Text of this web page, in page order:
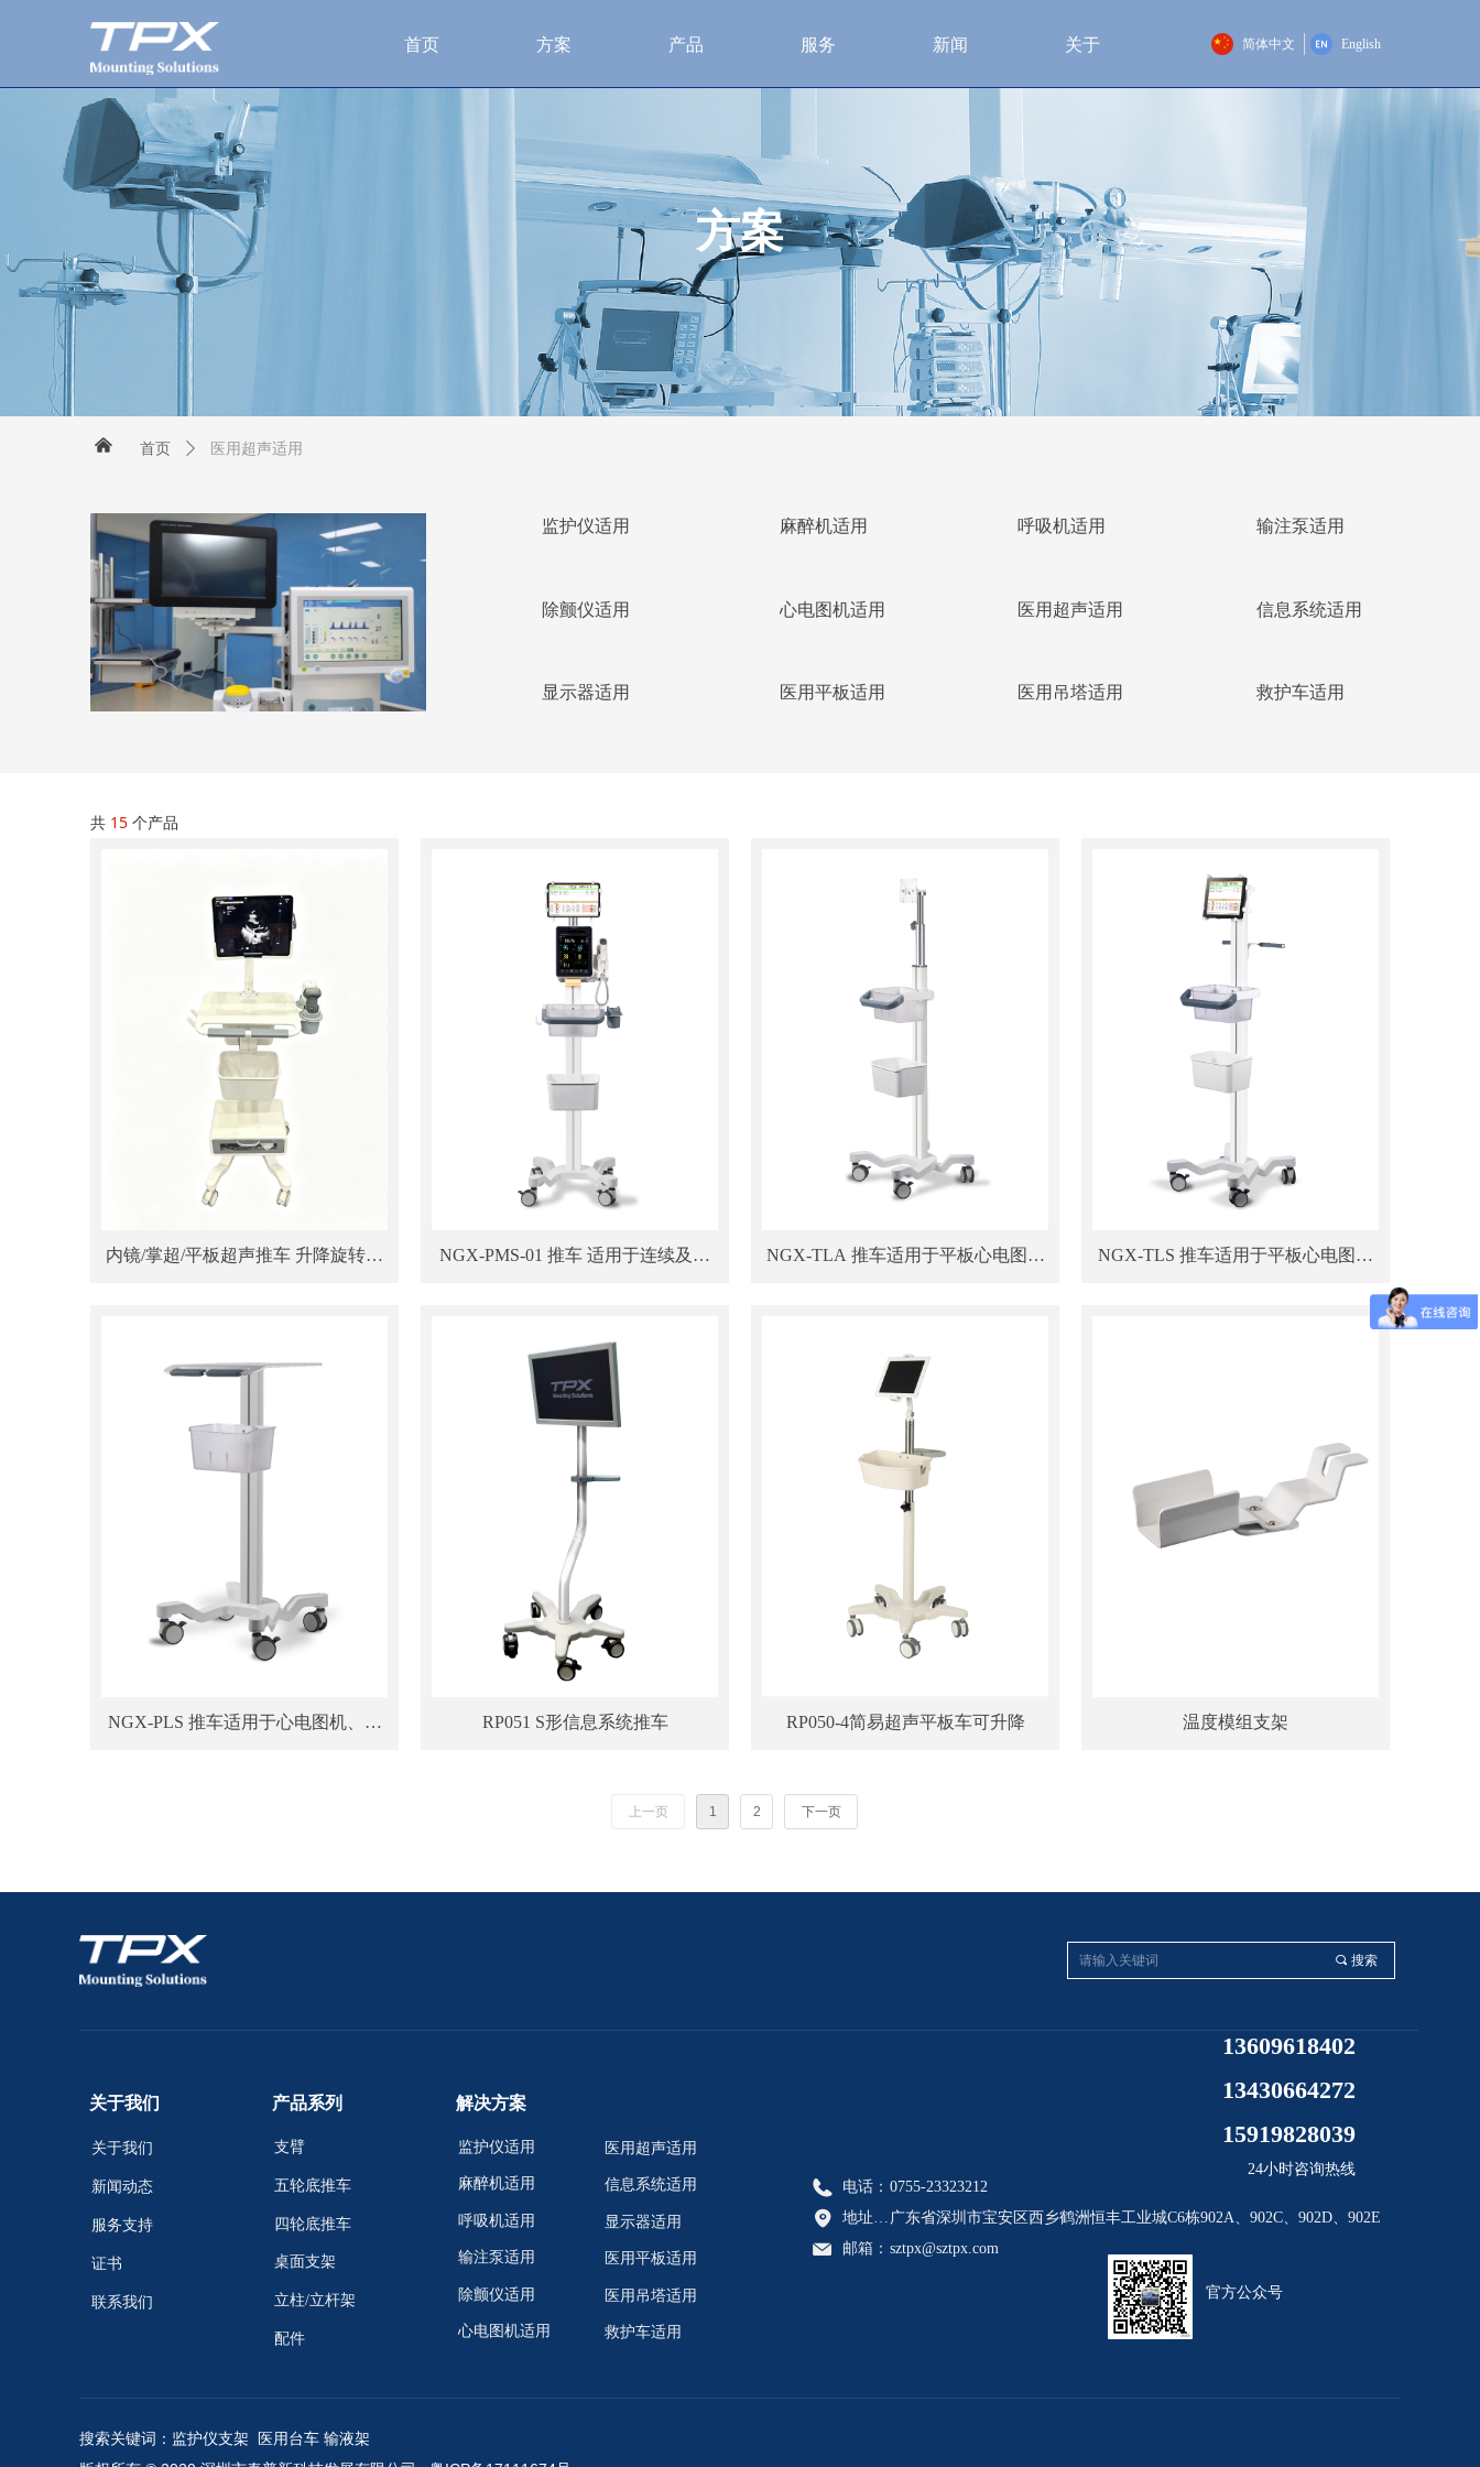
首页 方案 产品 服务 新闻 关于 简体中文 English
方案
共 15 个产品
内镜/掌超/平板超声推车 升降旋转支
NGX-PMS-01 推车 适用于连续及生
NGX-TLA 推车适用于平板心电图、
NGX-TLS 推车适用于平板心电图、
NGX-PLS 推车适用于心电图机、移
RP051 S形信息系统推车 RP050-4简易超声平板车可升降 温度模组支架
上一页 1 2 下一页
낀
监护仪适用
除颤仪适用
显示器适用
麻醉机适用
心电图机适用
医用平板适用
呼吸机适用
医用超声适用
医用吊塔适用
输注泵适用
信息系统适用
救护车适用
首页 ꄲ 医用超声适用
关于我们
新闻动态
服务支持
证书
联系我们
关于我们 产品系列
支臂
五轮底推车
四轮底推车
桌面支架
立柱/立杆架
配件
监护仪适用
麻醉机适用
呼吸机适用
输注泵适用
除颤仪适用
心电图机适用
解决方案
13609618402
13430664272
15919828039
24小时咨询热线
电话： 0755-23323212
地址：广东省深圳市宝安区航城街道恒丰工业城C6栋902A、902C、902D、902E
广东省深圳市宝安区西乡鹤洲恒丰工业城C6栋902A、902C、902D、902E
邮箱： sztpx@sztpx.com
官方公众号
搜索关键词：监护仪支架 医用台车 输液架
医用超声适用
信息系统适用
显示器适用
医用平板适用
医用吊塔适用
救护车适用
끠 搜索